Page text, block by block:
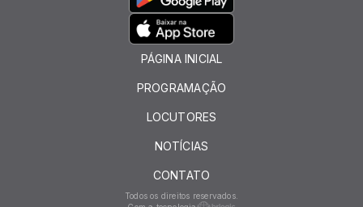
PÁGINA INICIAL
PROGRAMAÇÃO
LOCUTORES
NOTÍCIAS
CONTATO
Todos os direitos reservados.